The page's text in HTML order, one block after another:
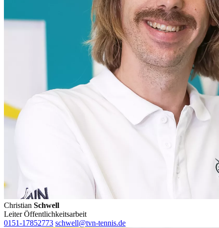
Christian Schwell
Leiter Öffentlichkeitsarbeit
0151-17852773 schwell@tvn-tennis.de